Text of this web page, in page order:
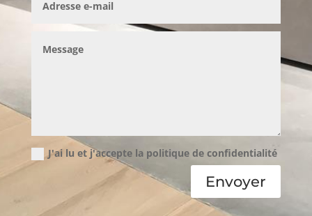
J'ai lu et j'accepte la politique de confidentialité
Envoyer